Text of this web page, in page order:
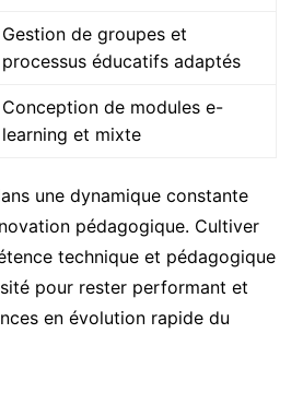
Gestion de groupes et
processus éducatifs adaptés
Conception de modules e-
learning et mixte
une dynamique constante
pédagogique. Cultiver
technique et pédagogique
pour rester performant et
en évolution rapide du